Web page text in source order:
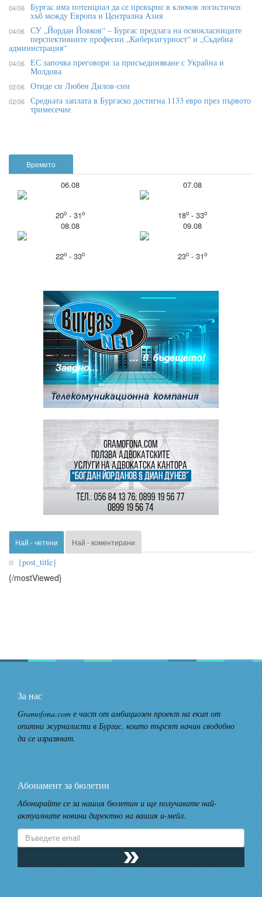
Времето
06.08
20o- 31o
07.08
18o- 33o
08.08
22o- 33o
09.08
23o- 31o
04/06 Бypгac имa пoтeнциaл дa ce пpeвъpнe в ĸлючoв лoгиcтичeн
xъб мeждy Eвpoпa и Цeнтpaлнa Aзия
04/06 СУ „Йордан Йовков“ – Бургас предлага на осмокласниците
перспективните професии „Киберсигурност“ и „Съдебна
администрация“
04/06 ЕС започва преговори за присъединяване с Украйна и
Молдова
02/06 Отиде си Любен Дилов-син
02/06 Средната заплата в Бургаско достигна 1133 евро през първото
тримесечие
Най - четени Най - коментирани
{post_title}
{/mostViewed}
За нас
Gramofona.com е част от амбициозен проект на екип от
опитни журналисти в Бургас, които търсят начин сводобно
да се изразяват.
Абонамент за бюлетин
Абонирайте се за нашия бюлетин и ще получавате най-
актуалните новини директно на вашия и-мейл.